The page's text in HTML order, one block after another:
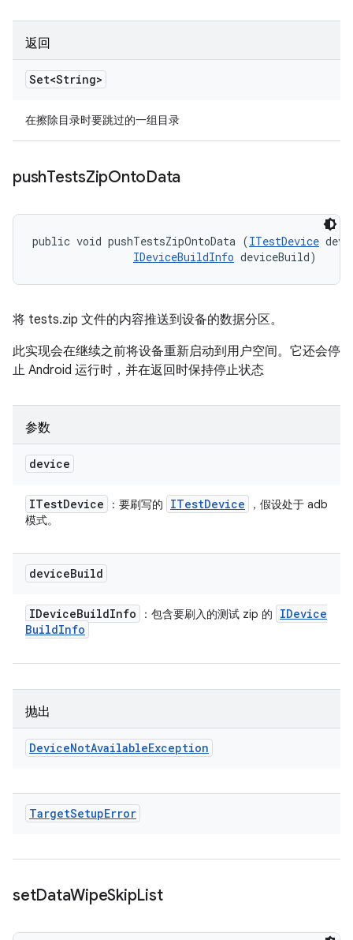
返回
Set<String>
在擦除目录时要跳过的一组目录
pushTestsZipOntoData
public void pushTestsZipOntoData (ITestDevice
IDeviceBuildInfo deviceBuild)
将 tests.zip 文件的内容推送到设备的数据分区。
此实现会在继续之前将设备重新启动到用户空间。它还会停
止 Android 运行时，并在返回时保持停止状态
参数
device
ITestDevice ：要刷写的 ITestDevice
，假设处于 adb
模式。
deviceBuild
IDeviceBuildInfo ：包含要刷入的测试 zip 的
IDevice
BuildInfo
抛出
DeviceNotAvailableException
TargetSetupError
setDataWipeSkipList